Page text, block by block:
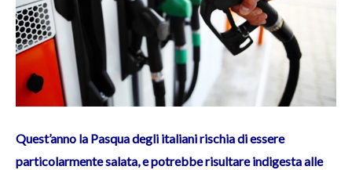
Quest’anno la Pasqua degli italiani rischia di essere
particolarmente salata, e potrebbe risultare indigesta alle